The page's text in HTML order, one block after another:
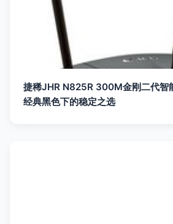
捷稀JHR N825R 300M金刚二代智
经典黑色下的稳定之选